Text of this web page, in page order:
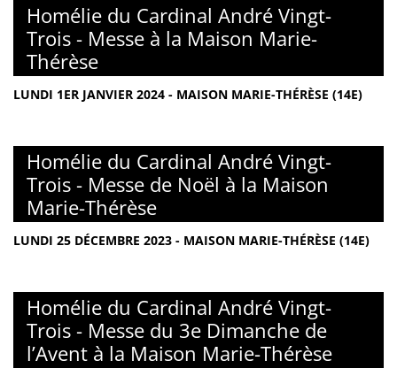
Homélie du Cardinal André Vingt-
Trois - Messe à la Maison Marie-
Thérèse
LUNDI 1ER JANVIER 2024 - MAISON MARIE-THÉRÈSE (14E)
Homélie du Cardinal André Vingt-
Trois - Messe de Noël à la Maison
Marie-Thérèse
LUNDI 25 DÉCEMBRE 2023 - MAISON MARIE-THÉRÈSE (14E)
Homélie du Cardinal André Vingt-
Trois - Messe du 3e Dimanche de
l’Avent à la Maison Marie-Thérèse